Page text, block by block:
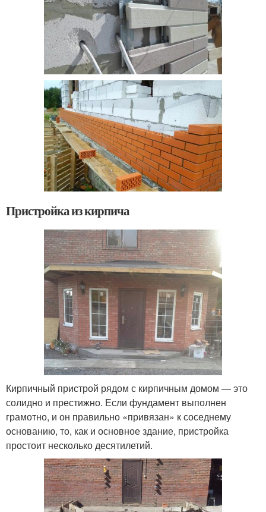
Пристройка из кирпича
Кирпичный пристрой рядом с кирпичным домом — это
солидно и престижно. Если фундамент выполнен
грамотно, и он правильно «привязан» к соседнему
основанию, то, как и основное здание, пристройка
простоит несколько десятилетий.